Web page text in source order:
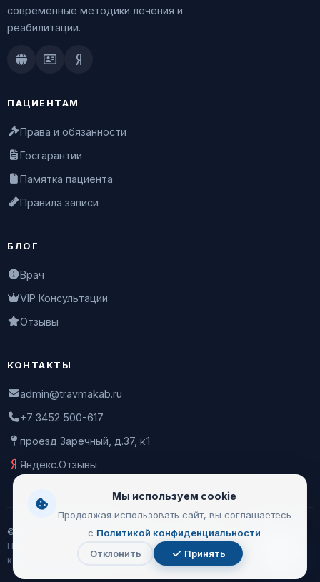
современные методики лечения и
реабилитации.
Doctu.ruПроДокторов
Яндекс.Здоровье
ПАЦИЕНТАМ
Права и обязанности
Госгарантии
Памятка пациента
Правила записи
БЛОГ
Врач
VIP Консультации
Отзывы
КОНТАКТЫ
admin@travmakab.ru
+7 3452 500-617
проезд Заречный, д.37, к.1
Яндекс.Отзывы
© 2026 Leontiev Clinic
Пользовательское соглашение
конфиденциальности
Мы используем cookie
Продолжая использовать сайт, вы соглашаетесь
с Политикой конфиденциальности
Отклонить Принять